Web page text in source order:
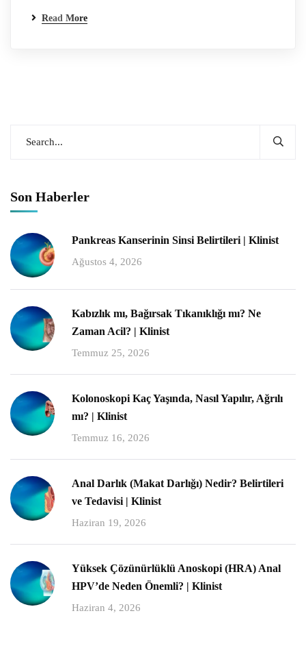
Read More
Son Haberler
Pankreas Kanserinin Sinsi Belirtileri | Klinist
Ağustos 4, 2026
Kabızlık mı, Bağırsak Tıkanıklığı mı? Ne
Zaman Acil? | Klinist
Temmuz 25, 2026
Kolonoskopi Kaç Yaşında, Nasıl Yapılır, Ağrılı
mı? | Klinist
Temmuz 16, 2026
Anal Darlık (Makat Darlığı) Nedir? Belirtileri
ve Tedavisi | Klinist
Haziran 19, 2026
Yüksek Çözünürlüklü Anoskopi (HRA) Anal
HPV’de Neden Önemli? | Klinist
Haziran 4, 2026